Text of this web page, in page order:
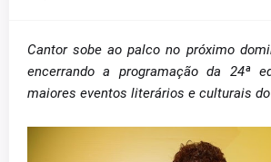
Cantor sobe ao palco no próximo
encerrando a programação da 24ª
maiores eventos literários e culturais